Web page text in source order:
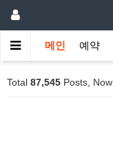
메인 예약
Total 87,545 Posts, Now